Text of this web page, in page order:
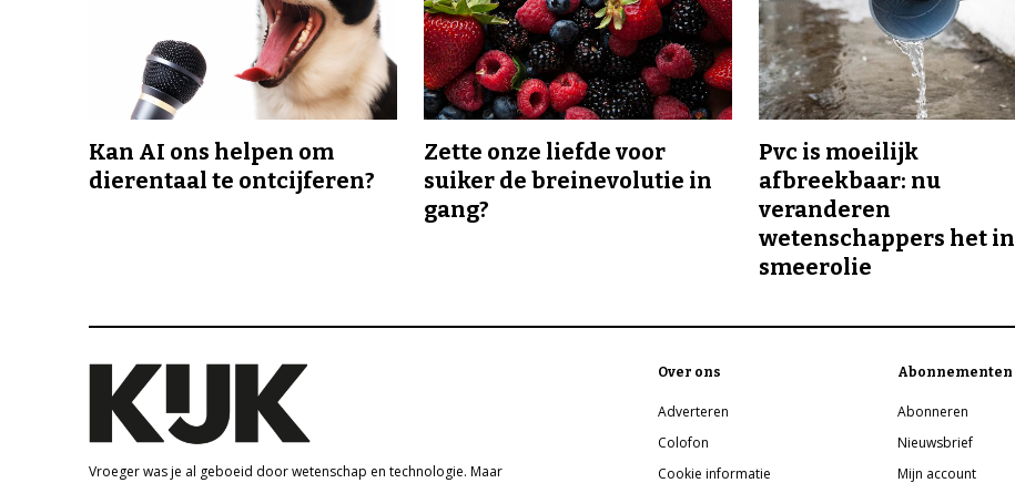
Kan AI ons helpen om
dierentaal te ontcijferen?
Zette onze liefde voor
suiker de breinevolutie in
gang?
Pvc is moeilijk
afbreekbaar: nu
veranderen
wetenschappers het in
smeerolie
Vroeger was je al geboeid door wetenschap en technologie. Maar
Over ons
Adverteren
Colofon
Cookie informatie
Abonnementen
Abonneren
Nieuwsbrief
Mijn account